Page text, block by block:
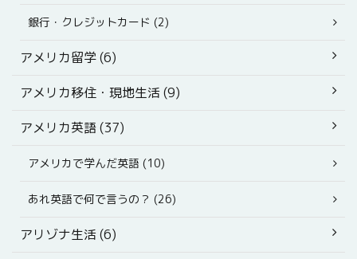
銀行・クレジットカード (2)
アメリカ留学 (6)
アメリカ移住・現地生活 (9)
アメリカ英語 (37)
アメリカで学んだ英語 (10)
あれ英語で何で言うの？ (26)
アリゾナ生活 (6)